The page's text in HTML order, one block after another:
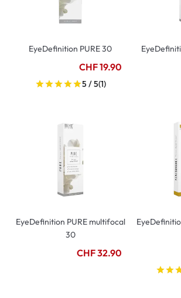
EyeDefinition PURE 30
CHF 19.90
5 / 5(1)
EyeDefinition PURE multifocal
30
CHF 32.90